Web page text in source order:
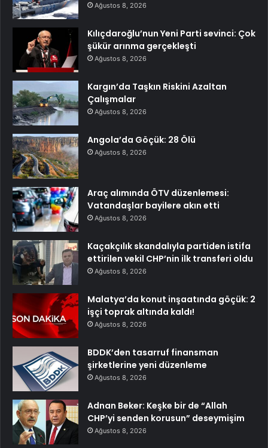
Ağustos 8, 2026
Kılıçdaroğlu’nun Yeni Parti sevinci: Çok
şükür arınma gerçekleşti
Ağustos 8, 2026
Kargın’da Taşkın Riskini Azaltan
Çalışmalar
Ağustos 8, 2026
Angola’da Göçük: 28 Ölü
Ağustos 8, 2026
Araç alımında ÖTV düzenlemesi:
Vatandaşlar bayilere akın etti
Ağustos 8, 2026
Kaçakçılık skandalıyla partiden istifa
ettirilen vekil CHP’nin ilk transferi oldu
Ağustos 8, 2026
Malatya’da konut inşaatında göçük: 2
işçi toprak altında kaldı!
Ağustos 8, 2026
BDDK’den tasarruf finansman
şirketlerine yeni düzenleme
Ağustos 8, 2026
Adnan Beker: Keşke bir de “Allah
CHP’yi senden korusun” deseymişim
Ağustos 8, 2026